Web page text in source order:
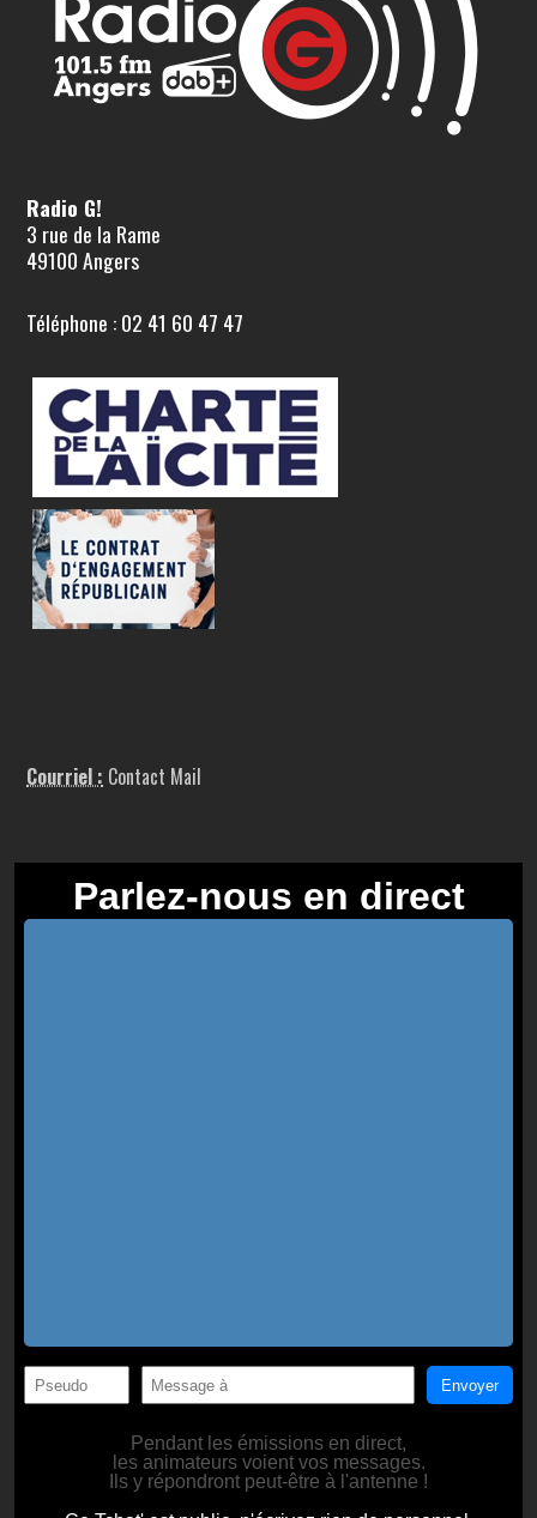
Radio G!
3 rue de la Rame
49100 Angers
Téléphone : 02 41 60 47 47
Courriel : Contact Mail